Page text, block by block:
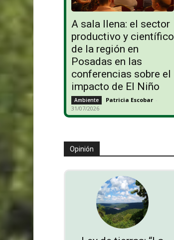
A sala llena: el sector
productivo y científico
de la región en
Posadas en las
conferencias sobre el
impacto de El Niño
Ambiente Patricia Escobar -
31/07/2026
Opinión